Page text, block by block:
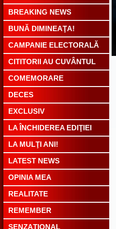
BREAKING NEWS
BUNĂ DIMINEAŢA!
CAMPANIE ELECTORALĂ
CITITORII AU CUVÂNTUL
COMEMORARE
DECES
EXCLUSIV
LA ÎNCHIDEREA EDIŢIEI
LA MULŢI ANI!
LATEST NEWS
OPINIA MEA
REALITATE
REMEMBER
SENZAŢIONAL